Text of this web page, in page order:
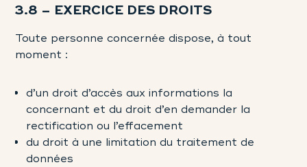
3.8 – EXERCICE DES DROITS
Toute personne concernée dispose, à tout
moment :
d’un droit d’accès aux informations la
concernant et du droit d’en demander la
rectification ou l’effacement
du droit à une limitation du traitement de
données